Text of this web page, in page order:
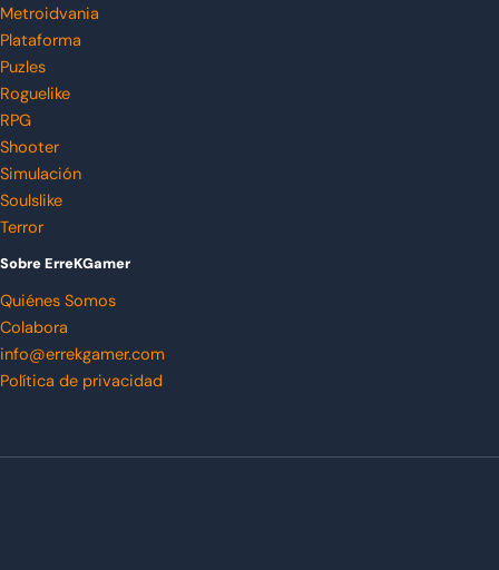
Metroidvania
Plataforma
Puzles
Roguelike
RPG
Shooter
Simulación
Soulslike
Terror
Sobre ErreKGamer
Quiénes Somos
Colabora
info@errekgamer.com
Política de privacidad